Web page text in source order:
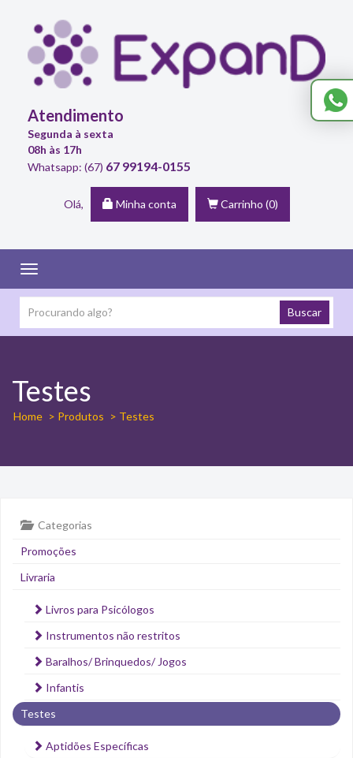
Atendimento
Segunda à sexta
08h às 17h
Whatsapp: (67) 67 99194-0155
Olá, Minha conta Carrinho (0)
Toggle
navigation
Buscar
Testes
Home > Produtos > Testes
Categorias
Promoções
Livraria
Livros para Psicólogos
Instrumentos não restritos
Baralhos/ Brinquedos/ Jogos
Infantis
Testes
Aptidões Específicas